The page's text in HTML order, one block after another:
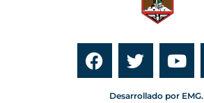
Desarrollado por EMG.